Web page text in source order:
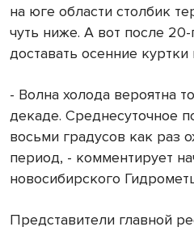
на юге области столбик
чуть ниже. А вот после
доставать осенние куртки
- Волна холода вероятна
декаде. Среднесуточное
восьми градусов как раз
период, - комментирует
новосибирского
Представители главной